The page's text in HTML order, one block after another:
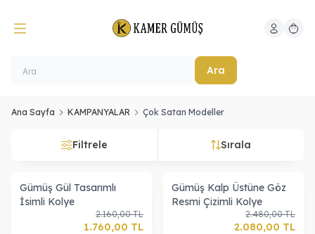
Ara
Hesabım
Ana Sayfa KAMPANYALAR Çok Satan Modeller
Filtrele Sırala
Gümüş Gül Tasarımlı
İsimli Kolye
2.160,00TL
1.760,00 TL
Gümüş Kalp Üstüne Göz
Resmi Çizimli Kolye
2.480,00TL
2.080,00 TL